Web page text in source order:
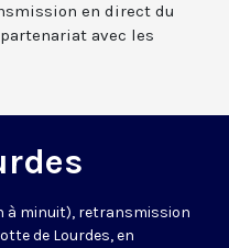
en direct du
avec les
à minuit), retransmission
de Lourdes, en